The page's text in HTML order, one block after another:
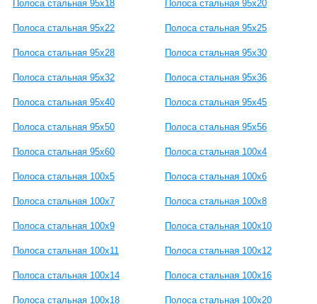
Полоса стальная 95x18 Полоса стальная 95x20
Полоса стальная 95x22 Полоса стальная 95x25
Полоса стальная 95x28 Полоса стальная 95x30
Полоса стальная 95x32 Полоса стальная 95x36
Полоса стальная 95x40 Полоса стальная 95x45
Полоса стальная 95x50 Полоса стальная 95x56
Полоса стальная 95x60 Полоса стальная 100x4
Полоса стальная 100x5 Полоса стальная 100x6
Полоса стальная 100x7 Полоса стальная 100x8
Полоса стальная 100x9 Полоса стальная 100x10
Полоса стальная 100x11 Полоса стальная 100x12
Полоса стальная 100x14 Полоса стальная 100x16
Полоса стальная 100x18 Полоса стальная 100x20